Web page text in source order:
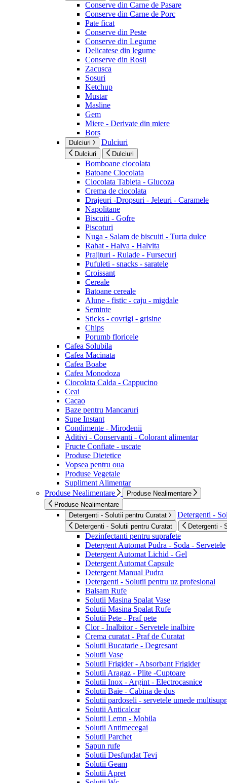
Conserve din Carne de Pasare
Conserve din Carne de Porc
Pate ficat
Conserve din Peste
Conserve din Legume
Delicatese din legume
Conserve din Rosii
Zacusca
Sosuri
Ketchup
Mustar
Masline
Gem
Miere - Derivate din miere
Bors
Dulciuri Dulciuri
Dulciuri Dulciuri
Bomboane ciocolata
Batoane Ciocolata
Ciocolata Tableta - Glucoza
Crema de ciocolata
Drajeuri -Dropsuri - Jeleuri - Caramele
Napolitane
Biscuiti - Gofre
Piscoturi
Nuga - Salam de biscuiti - Turta dulce
Rahat - Halva - Halvita
Prajituri - Rulade - Fursecuri
Pufuleti - snacks - saratele
Croissant
Cereale
Batoane cereale
Alune - fistic - caju - migdale
Seminte
Sticks - covrigi - grisine
Chips
Porumb floricele
Cafea Solubila
Cafea Macinata
Cafea Boabe
Cafea Monodoza
Ciocolata Calda - Cappucino
Ceai
Cacao
Baze pentru Mancaruri
Supe Instant
Condimente - Mirodenii
Aditivi - Conservanti - Colorant alimentar
Fructe Confiate - uscate
Produse Dietetice
Vopsea pentru oua
Produse Vegetale
Supliment Alimentar
Produse Nealimentare
Produse Nealimentare
Produse Nealimentare
Detergenti - Solutii pentru Curatat
Detergenti -
Detergenti - Solutii pentru Curatat Detergenti -
Dezinfectanti pentru suprafete
Detergent Automat Pudra - Soda - Servetele
Detergent Automat Lichid - Gel
Detergent Automat Capsule
Detergent Manual Pudra
Detergenti - Solutii pentru uz profesional
Balsam Rufe
Solutii Masina Spalat Vase
Solutii Masina Spalat Rufe
Solutii Pete - Praf pete
Clor - Inalbitor - Servetele inalbire
Crema curatat - Praf de Curatat
Solutii Bucatarie - Degresant
Solutii Vase
Solutii Frigider - Absorbant Frigider
Solutii Aragaz - Plite -Cuptoare
Solutii Inox - Argint - Electrocasnice
Solutii Baie - Cabina de dus
Solutii pardoseli - servetele umede
Solutii Anticalcar
Solutii Lemn - Mobila
Solutii Antimecegai
Solutii Parchet
Sapun rufe
Solutii Desfundat Tevi
Solutii Geam
Solutii Apret